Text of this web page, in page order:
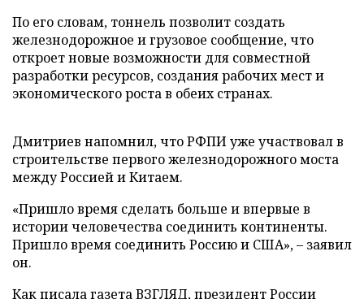
По его словам, тоннель позволит создать
железнодорожное и грузовое сообщение, что
откроет новые возможности для совместной
разработки ресурсов, создания рабочих мест и
экономического роста в обеих странах.
Дмитриев напомнил, что РФПИ уже участвовал в
строительстве первого железнодорожного моста
между Россией и Китаем.
«Пришло время сделать больше и впервые в
истории человечества соединить континенты.
Пришло время соединить Россию и США», – заявил
он.
Как писала газета ВЗГЛЯД, президент России